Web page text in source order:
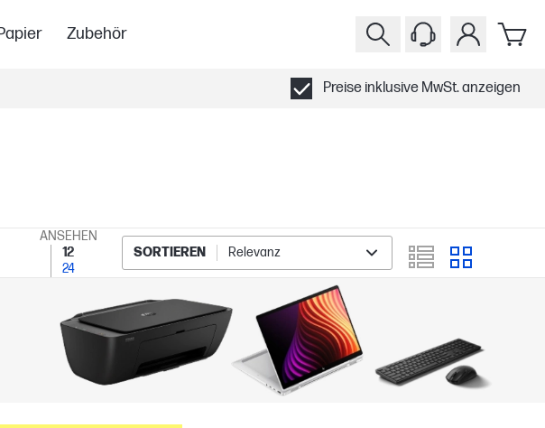
Zubehör
Preise inklusive MwSt. anzeigen
ANSEHEN
12
24
SORTIEREN Relevanz